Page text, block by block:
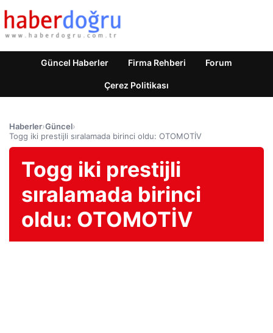
Güncel Haberler Firma Rehberi Forum
Çerez Politikası
Haberler›Güncel›
Togg iki prestijli sıralamada birinci oldu: OTOMOTİV
Togg iki prestijli
sıralamada birinci
oldu: OTOMOTİV